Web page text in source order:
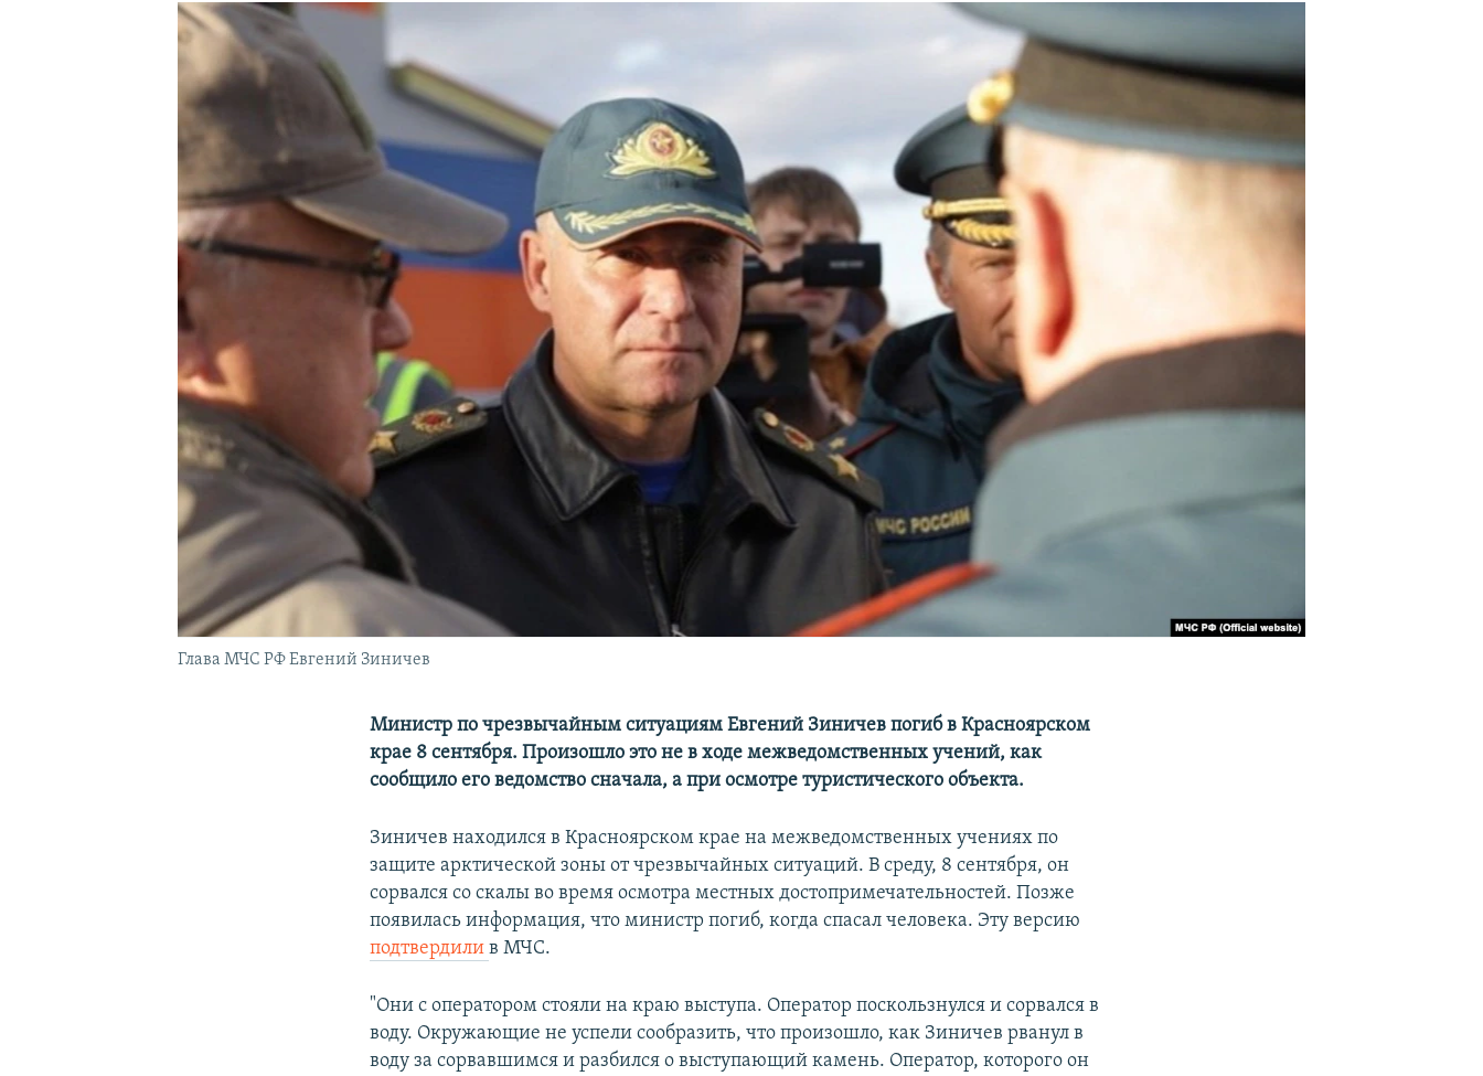
ПОДПИШИТЕСЬ НА РАССЫЛКУ
Глава МЧС РФ Евгений Зиничев
Министр по чрезвычайным ситуациям Евгений Зиничев погиб в Красноярском
крае 8 сентября. Произошло это не в ходе межведомственных учений, как
сообщило его ведомство сначала, а при осмотре туристического объекта.
Зиничев находился в Красноярском крае на межведомственных учениях по
защите арктической зоны от чрезвычайных ситуаций. В среду, 8 сентября, он
сорвался со скалы во время осмотра местных достопримечательностей. Позже
появилась информация, что министр погиб, когда спасал человека. Эту версию
подтвердилив МЧС.
"Они с оператором стояли на краю выступа. Оператор поскользнулся и сорвался в
воду. Окружающие не успели сообразить, что произошло, как Зиничев рванул в
воду за сорвавшимся и разбился о выступающий камень. Оператор, которого он